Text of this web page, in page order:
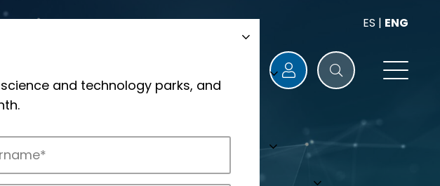
ES | ENG
and technology parks, and